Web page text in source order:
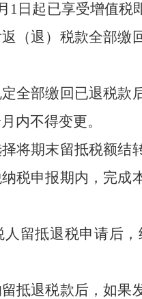
1 日起已享受增值税
（退）税款全部缴
部缴回已退税款后
内不得变更。
期末留抵税额结
税申报期内，完成
抵退税申请后，
退税款后，如果